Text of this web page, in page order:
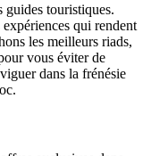
guides touristiques.
qui rendent
les meilleurs riads,
vous éviter de
dans la frénésie